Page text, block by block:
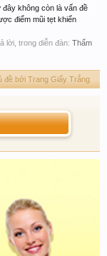
đây không còn là vấn đề
điểm mũi tẹt khiến
lời, trong diễn đàn: Thẩm
đề bởi Trang Giấy Trắng